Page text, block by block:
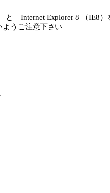
と Internet Explorer 8 （IE8）
ようご注意下さい